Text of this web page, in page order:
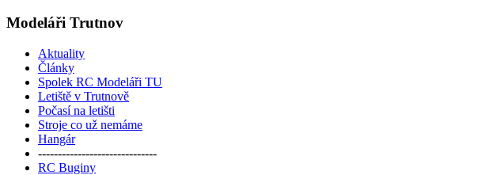
Modeláři Trutnov
Aktuality
Články
Spolek RC Modeláři TU
Letiště v Trutnově
Počasí na letišti
Stroje co už nemáme
Hangár
------------------------------
RC Buginy